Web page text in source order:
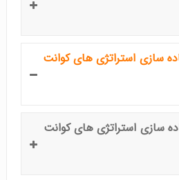
سازی استراتژی های کوانت
سازی استراتژی های کوانت